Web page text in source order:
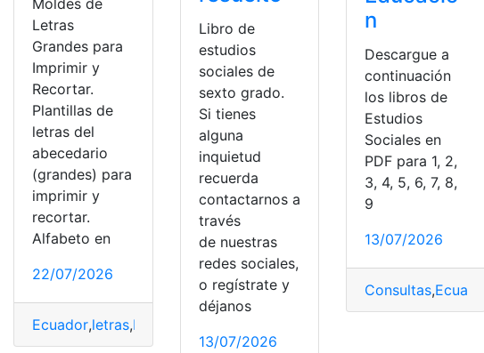
Letras
Grandes para
Imprimir y
Recortar.
Plantillas de
letras del
abecedario
(grandes) para
imprimir y
recortar.
Alfabeto en
22/07/2026
Ecuador,letras,Moldes
Libro de
estudios
sociales de
sexto grado.
Si tienes
alguna
inquietud
recuerda
contactarnos a
través
de nuestras
redes sociales,
o regístrate y
déjanos
13/07/2026
n
Descargue a
continuación
los libros de
Estudios
Sociales en
PDF para 1, 2,
3, 4, 5, 6, 7, 8,
9
13/07/2026
Consultas,Ecuador